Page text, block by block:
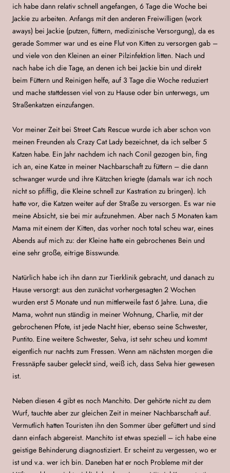
ich habe dann relativ schnell angefangen, 6 Tage die Woche bei
Jackie zu arbeiten. Anfangs mit den anderen Freiwilligen (work
aways) bei Jackie (putzen, füttern, medizinische Versorgung), da es
gerade Sommer war und es eine Flut von Kitten zu versorgen gab –
und viele von den Kleinen an einer Pilzinfektion litten. Nach und
nach habe ich die Tage, an denen ich bei Jackie bin und direkt
beim Füttern und Reinigen helfe, auf 3 Tage die Woche reduziert
und mache stattdessen viel von zu Hause oder bin unterwegs, um
Straßenkatzen einzufangen.
Vor meiner Zeit bei Street Cats Rescue wurde ich aber schon von
meinen Freunden als Crazy Cat Lady bezeichnet, da ich selber 5
Katzen habe. Ein Jahr nachdem ich nach Conil gezogen bin, fing
ich an, eine Katze in meiner Nachbarschaft zu füttern – die dann
schwanger wurde und ihre Kätzchen kriegte (damals war ich noch
nicht so pfiffig, die Kleine schnell zur Kastration zu bringen). Ich
hatte vor, die Katzen weiter auf der Straße zu versorgen. Es war nie
meine Absicht, sie bei mir aufzunehmen. Aber nach 5 Monaten kam
Mama mit einem der Kitten, das vorher noch total scheu war, eines
Abends auf mich zu: der Kleine hatte ein gebrochenes Bein und
eine sehr große, eitrige Bisswunde.
Natürlich habe ich ihn dann zur Tierklinik gebracht, und danach zu
Hause versorgt: aus den zunächst vorhergesagten 2 Wochen
wurden erst 5 Monate und nun mittlerweile fast 6 Jahre. Luna, die
Mama, wohnt nun ständig in meiner Wohnung, Charlie, mit der
gebrochenen Pfote, ist jede Nacht hier, ebenso seine Schwester,
Puntito. Eine weitere Schwester, Selva, ist sehr scheu und kommt
eigentlich nur nachts zum Fressen. Wenn am nächsten morgen die
Fressnäpfe sauber geleckt sind, weiß ich, dass Selva hier gewesen
ist.
Neben diesen 4 gibt es noch Manchito. Der gehörte nicht zu dem
Wurf, tauchte aber zur gleichen Zeit in meiner Nachbarschaft auf.
Vermutlich hatten Touristen ihn den Sommer über gefüttert und sind
dann einfach abgereist. Manchito ist etwas speziell – ich habe eine
geistige Behinderung diagnostiziert. Er scheint zu vergessen, wo er
ist und v.a. wer ich bin. Daneben hat er noch Probleme mit der